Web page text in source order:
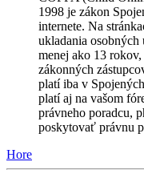
1998 je zákon
internete. Na
ukladania
menej ako 13
zákonných
platí iba v
platí aj na vašom
právneho poradcu,
poskytovať právnu
Hore